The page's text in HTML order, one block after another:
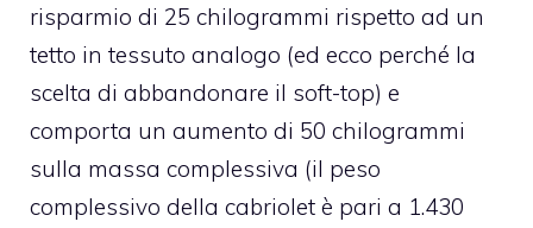
risparmio di 25 chilogrammi rispetto ad un
tetto in tessuto analogo (ed ecco perché la
scelta di abbandonare il soft-top) e
comporta un aumento di 50 chilogrammi
sulla massa complessiva (il peso
complessivo della cabriolet è pari a 1.430